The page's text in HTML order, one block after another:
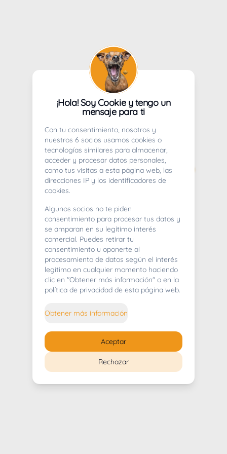
404
Whoops! Lo sentimos mucho.
¡Hola! Soy Cookie y tengo un
mensaje para ti
Con tu consentimiento, nosotros y
nuestros 6 socios usamos cookies o
tecnologías similares para almacenar,
acceder y procesar datos personales,
como tus visitas a esta página web, las
direcciones IP y los identificadores de
cookies.
Algunos socios no te piden
consentimiento para procesar tus datos y
se amparan en su legítimo interés
comercial. Puedes retirar tu
consentimiento u oponerte al
procesamiento de datos según el interés
legítimo en cualquier momento haciendo
clic en "Obtener más información" o en la
política de privacidad de esta página web.
Obtener más información
Rechazar
Aceptar